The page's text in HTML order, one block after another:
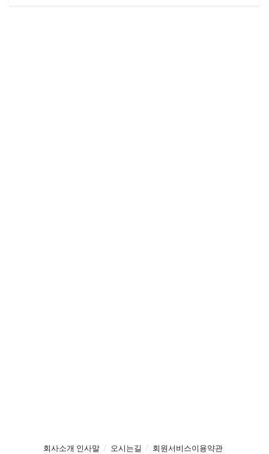
회사소개 인사말 오시는길 회원서비스이용약관